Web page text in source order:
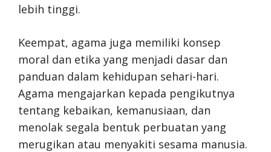
lebih tinggi.
Keempat, agama juga memiliki konsep
moral dan etika yang menjadi dasar dan
panduan dalam kehidupan sehari-hari.
Agama mengajarkan kepada pengikutnya
tentang kebaikan, kemanusiaan, dan
menolak segala bentuk perbuatan yang
merugikan atau menyakiti sesama manusia.